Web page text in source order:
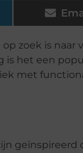
zoek is naar
is het een
met
geïnspireerd